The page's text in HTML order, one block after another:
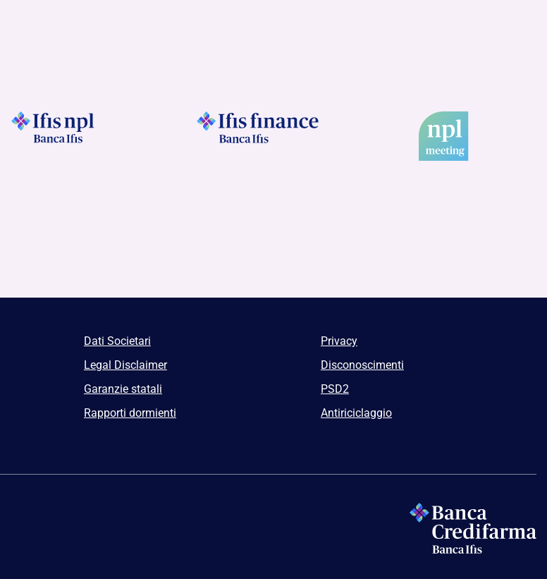
Dati Societari
Privacy
Legal Disclaimer
Disconoscimenti
Garanzie statali
PSD2
Rapporti dormienti
Antiriciclaggio